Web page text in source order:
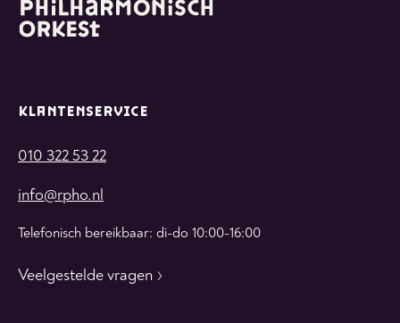
KLANTENSERVICE
010 322 53 22
info@rpho.nl
Telefonisch bereikbaar: di-do 10:00-16:00
Veelgestelde vragen